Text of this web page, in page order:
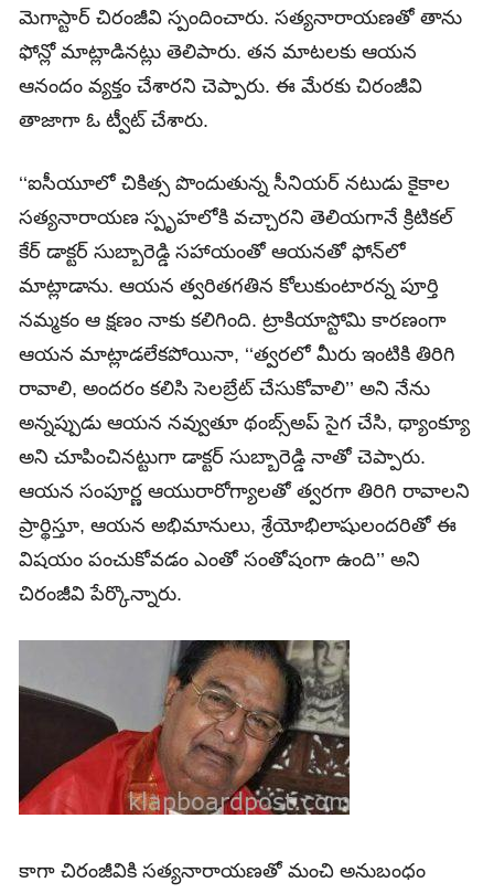
మెగాస్టార్‌ చిరంజీవి స్పందించారు. సత్యనారాయణతో తాను
ఫోన్లో మాట్లాడినట్లు తెలిపారు. తన మాటలకు ఆయన
ఆనందం వ్యక్తం చేశారని చెప్పారు. ఈ మేరకు చిరంజీవి
తాజాగా ఓ ట్వీట్‌ చేశారు.
‘‘ఐసీయూలో చికిత్స పొందుతున్న సీనియర్‌ నటుడు కైకాల
సత్యనారాయణ స్పృహలోకి వచ్చారని తెలియగానే క్రిటికల్‌
కేర్‌ డాక్టర్‌ సుబ్బారెడ్డి సహాయంతో ఆయనతో ఫోన్‌లో
మాట్లాడాను. ఆయన త్వరితగతిన కోలుకుంటారన్న పూర్తి
నమ్మకం ఆ క్షణం నాకు కలిగింది. ట్రాకియాస్టోమి కారణంగా
ఆయన మాట్లాడలేకపోయినా, ‘‘త్వరలో మీరు ఇంటికి తిరిగి
రావాలి, అందరం కలిసి సెలబ్రేట్‌ చేసుకోవాలి’’ అని నేను
అన్నప్పుడు ఆయన నవ్వుతూ థంబ్స్‌అప్‌ సైగ చేసి, థ్యాంక్యూ
అని చూపించినట్టుగా డాక్టర్‌ సుబ్బారెడ్డి నాతో చెప్పారు.
ఆయన సంపూర్ణ ఆయురారోగ్యాలతో త్వరగా తిరిగి రావాలని
ప్రార్థిస్తూ, ఆయన అభిమానులు, శ్రేయోభిలాషులందరితో ఈ
విషయం పంచుకోవడం ఎంతో సంతోషంగా ఉంది’’ అని
చిరంజీవి పేర్కొన్నారు.
కాగా చిరంజీవికి సత్యనారాయణతో మంచి అనుబంధం